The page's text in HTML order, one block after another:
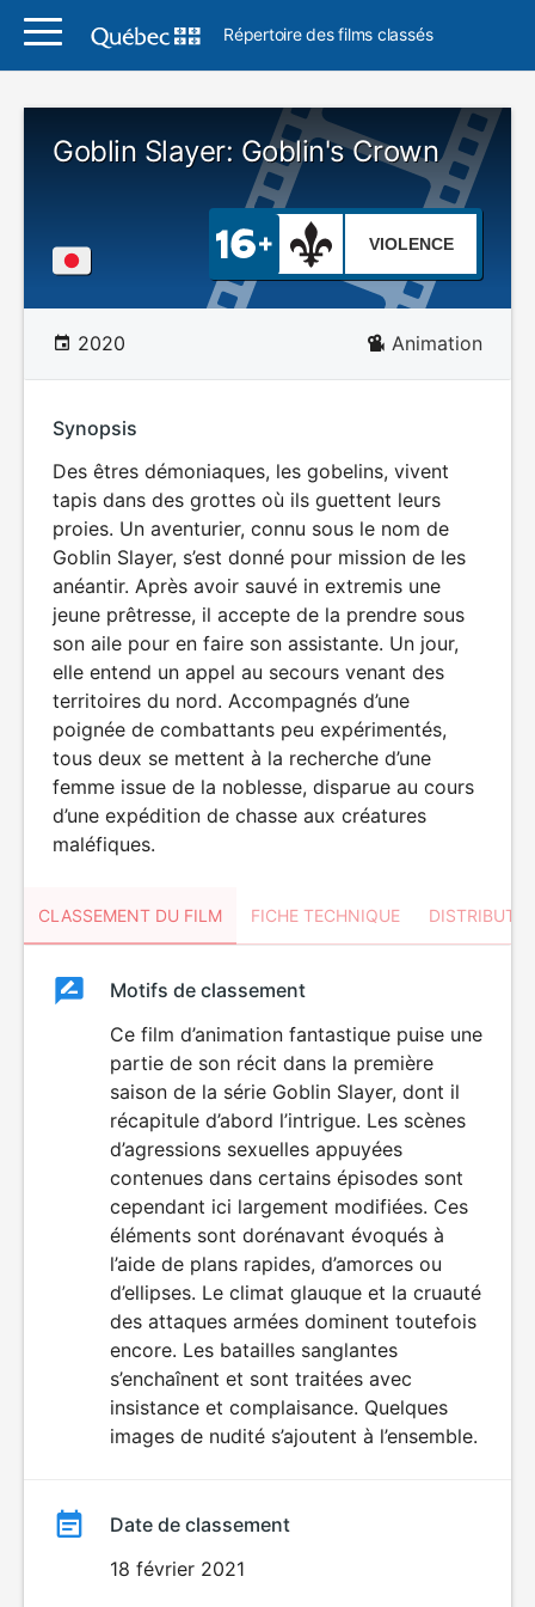
Répertoire des films classés
Goblin Slayer: Goblin's Crown
VIOLENCE
2020 Animation
Synopsis
Des êtres démoniaques, les gobelins, vivent
tapis dans des grottes où ils guettent leurs
proies. Un aventurier, connu sous le nom de
Goblin Slayer, s’est donné pour mission de les
anéantir. Après avoir sauvé in extremis une
jeune prêtresse, il accepte de la prendre sous
son aile pour en faire son assistante. Un jour,
elle entend un appel au secours venant des
territoires du nord. Accompagnés d’une
poignée de combattants peu expérimentés,
tous deux se mettent à la recherche d’une
femme issue de la noblesse, disparue au cours
d’une expédition de chasse aux créatures
maléfiques.
CLASSEMENT DU FILM FICHE TECHNIQUE
ClassementClassement
VIOLENCE
Motifs de classement
Ce film d’animation fantastique puise une
partie de son récit dans la première
saison de la série Goblin Slayer, dont il
récapitule d’abord l’intrigue. Les scènes
d’agressions sexuelles appuyées
contenues dans certains épisodes sont
cependant ici largement modifiées. Ces
éléments sont dorénavant évoqués à
l’aide de plans rapides, d’amorces ou
d’ellipses. Le climat glauque et la cruauté
des attaques armées dominent toutefois
encore. Les batailles sanglantes
s’enchaînent et sont traitées avec
insistance et complaisance. Quelques
images de nudité s’ajoutent à l’ensemble.
Date de classement
18 février 2021